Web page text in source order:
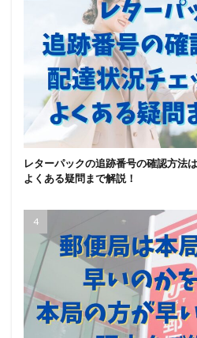
レターパックの追跡番号の確認方法
よくある疑問まで解説！